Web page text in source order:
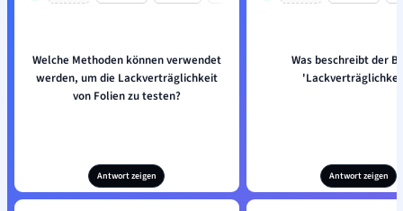
Welche Methoden können verwendet
werden, um die Lackverträglichkeit
von Folien zu testen?
Antwort zeigen
Was beschreibt der
Antwort zeigen